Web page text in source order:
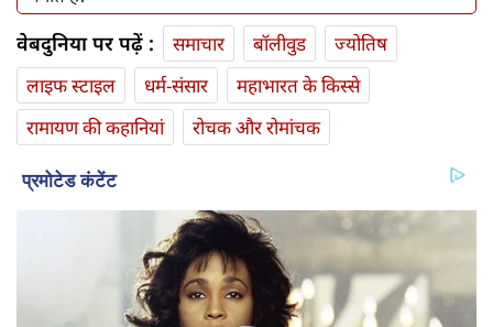
वेबदुनिया पर पढ़ें : समाचार बॉलीवुड
ज्योतिष
लाइफ स्‍टाइल
धर्म-संसार
महाभारत के किस्से
रामायण की कहानियां
रोचक और रोमांचक